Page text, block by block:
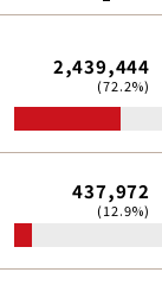
2,439,444
(72.2%)
437,972
(12.9%)